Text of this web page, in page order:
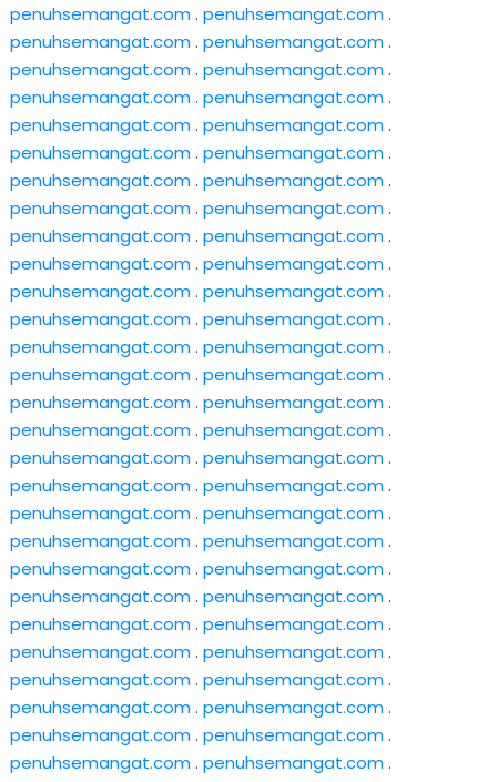
penuhsemangat.com. penuhsemangat.com.
penuhsemangat.com. penuhsemangat.com.
penuhsemangat.com. penuhsemangat.com.
penuhsemangat.com. penuhsemangat.com.
penuhsemangat.com. penuhsemangat.com.
penuhsemangat.com. penuhsemangat.com.
penuhsemangat.com. penuhsemangat.com.
penuhsemangat.com. penuhsemangat.com.
penuhsemangat.com. penuhsemangat.com.
penuhsemangat.com. penuhsemangat.com.
penuhsemangat.com. penuhsemangat.com.
penuhsemangat.com. penuhsemangat.com.
penuhsemangat.com. penuhsemangat.com.
penuhsemangat.com. penuhsemangat.com.
penuhsemangat.com. penuhsemangat.com.
penuhsemangat.com. penuhsemangat.com.
penuhsemangat.com. penuhsemangat.com.
penuhsemangat.com. penuhsemangat.com.
penuhsemangat.com. penuhsemangat.com.
penuhsemangat.com. penuhsemangat.com.
penuhsemangat.com. penuhsemangat.com.
penuhsemangat.com. penuhsemangat.com.
penuhsemangat.com. penuhsemangat.com.
penuhsemangat.com. penuhsemangat.com.
penuhsemangat.com. penuhsemangat.com.
penuhsemangat.com. penuhsemangat.com.
penuhsemangat.com. penuhsemangat.com.
penuhsemangat.com. penuhsemangat.com.